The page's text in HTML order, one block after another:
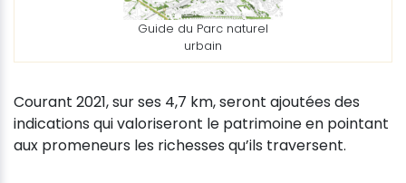
Guide du Parc naturel
urbain
Courant 2021, sur ses 4,7 km, seront ajoutées des
indications qui valoriseront le patrimoine en pointant
aux promeneurs les richesses qu’ils traversent.